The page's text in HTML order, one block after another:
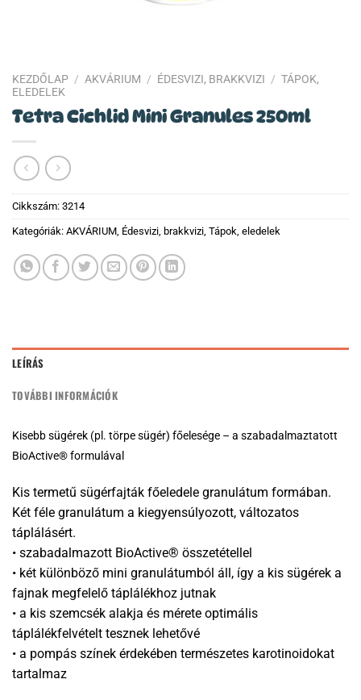
KEZDŐLAP / AKVÁRIUM / ÉDESVIZI, BRAKKVIZI / TÁPOK,
ELEDELEK
Tetra Cichlid Mini Granules 250ml
Cikkszám: 3214
Kategóriák: AKVÁRIUM, Édesvizi, brakkvizi, Tápok, eledelek
LEÍRÁS
TOVÁBBI INFORMÁCIÓK
Kisebb sügérek (pl. törpe sügér) főelesége – a szabadalmaztatott
BioActive® formulával
Kis termetű sügérfajták főeledele granulátum formában.
Két féle granulátum a kiegyensúlyozott, változatos
táplálásért.
• szabadalmazott BioActive® összetétellel
• két különböző mini granulátumból áll, így a kis sügérek a
fajnak megfelelő táplálékhoz jutnak
• a kis szemcsék alakja és mérete optimális
táplálékfelvételt tesznek lehetővé
• a pompás színek érdekében természetes karotinoidokat
tartalmaz